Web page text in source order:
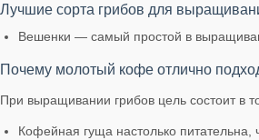
Лучшие сорта грибов для
Вешенки — самый простой в
Почему молотый кофе отлично
При выращивании грибов цель состоит
Кофейная гуща настолько